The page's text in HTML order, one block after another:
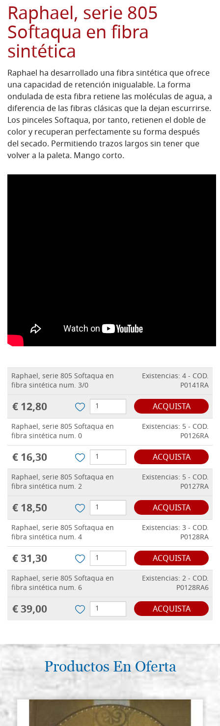
Raphael, serie 805
Softaqua en fibra
sintética
Raphael ha desarrollado una fibra sintética que ofrece
una capacidad de retención inigualable. La forma
ondulada de esta fibra retiene las moléculas de agua, a
diferencia de las fibras clásicas que la dejan escurrirse.
Los pinceles Softaqua, por tanto, retienen el doble de
color y recuperan perfectamente su forma después
del secado. Permitiendo trazos largos sin tener que
volver a la paleta. Mango corto.
Raphael, serie 805 Softaqua en
fibra sintética num. 3/0
Existencias: 4 - COD.
P0141RA
€ 12,80 ACQUISTA
Raphael, serie 805 Softaqua en
fibra sintética num. 0
Existencias: 5 - COD.
P0126RA
€ 16,30 ACQUISTA
Raphael, serie 805 Softaqua en
fibra sintética num. 2
Existencias: 5 - COD.
P0127RA
€ 18,50 ACQUISTA
Raphael, serie 805 Softaqua en
fibra sintética num. 4
Existencias: 3 - COD.
P0128RA
€ 31,30 ACQUISTA
Raphael, serie 805 Softaqua en
fibra sintética num. 6
Existencias: 2 - COD.
P0128RA6
€ 39,00 ACQUISTA
Productos En Oferta